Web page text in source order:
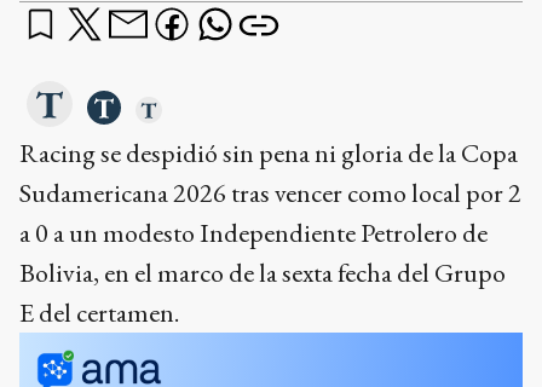
Bolivia, en el marco de la sexta fecha del Grupo
¿qué querés saber?
¿Cómo terminó Racing en la Copa Sudamericana?
¿Quiénes marcaron los goles ante Independiente
Petrolero?
¿Por qué se fue el entrenador de Racing?